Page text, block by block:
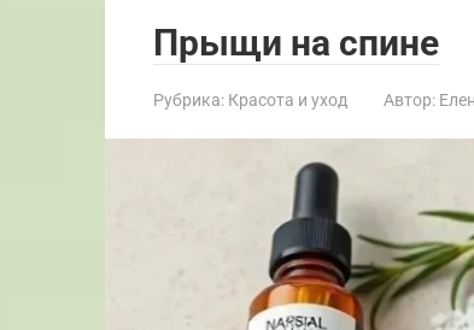
Прыщи на спине
Рубрика: Красота и уход Автор: